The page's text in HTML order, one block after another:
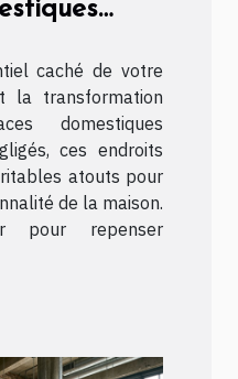
caché de votre
la transformation
domestiques
ces endroits
atouts pour
de la maison.
pour repenser